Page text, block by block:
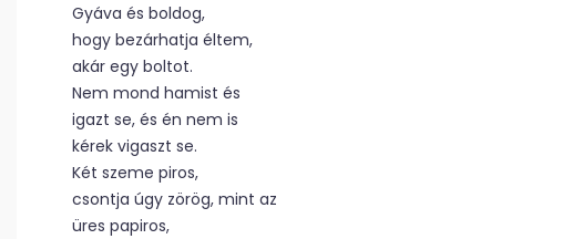
Gyáva és boldog,
hogy bezárhatja éltem,
akár egy boltot.
Nem mond hamist és
igazt se, és én nem is
kérek vigaszt se.
Két szeme piros,
csontja úgy zörög, mint az
üres papiros,